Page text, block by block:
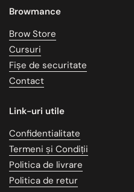
Browmance
Brow Store
Cursuri
Fișe de securitate
Contact
Link-uri utile
Confidentialitate
Termeni și Condiții
Politica de livrare
Politica de retur